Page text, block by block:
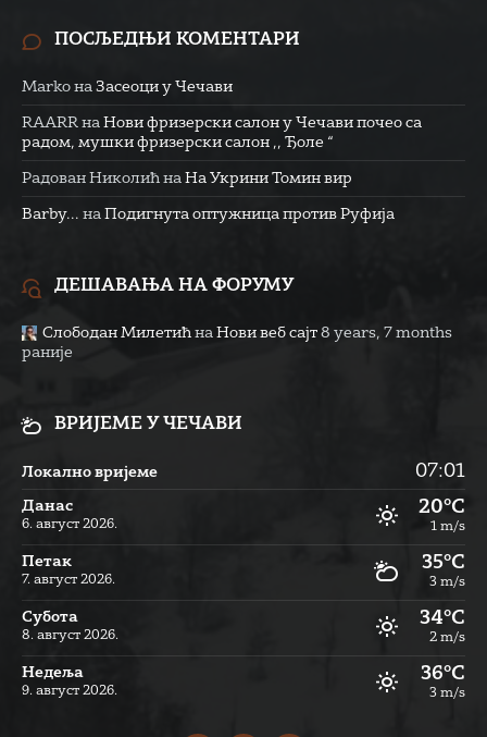
ПОСЉЕДЊИ КОМЕНТАРИ
Marko на Засеоци у Чечави
RAARR на Нови фризерски салон у Чечави почео са
радом, мушки фризерски салон ,, Ђоле “
Радован Николић на На Укрини Томин вир
Barby... на Подигнута оптужница против Руфија
ДЕШАВАЊА НА ФОРУМУ
Слободан Милетић на Нови веб сајт 8 years, 7 months
раније
ВРИЈЕМЕ У ЧЕЧАВИ
Локално вријеме 07:01
Данас
6. август 2026.
20°C
1 m/s
Петак
7. август 2026.
35°C
3 m/s
Субота
8. август 2026.
34°C
2 m/s
Недеља
9. август 2026.
36°C
3 m/s